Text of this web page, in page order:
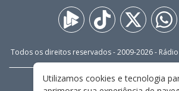
Todos os direitos reservados - 2009-2026- Rádio
FALE CONOSCO
Utilizamos cookies e tecnologia